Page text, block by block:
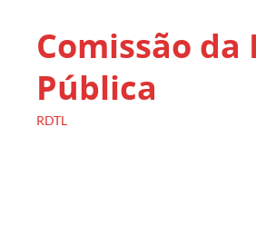
Comissão da
Pública
RDTL